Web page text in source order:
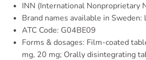
INN (International Nonproprietary
Brand names available in Sweden:
ATC Code: G04BE09
Forms & dosages: Film-coated
mg, 20 mg; Orally disintegrating